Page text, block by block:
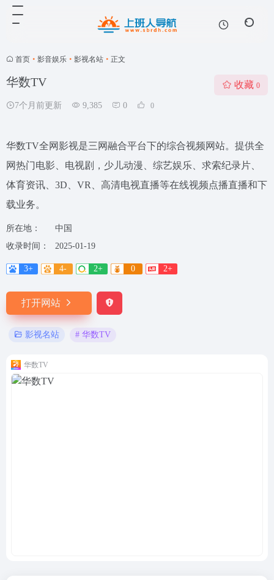
首页 • 影音娱乐 • 影视名站 • 正文
华数TV
7个月前更新 9,385 0 0
收藏 0
华数TV全网影视是三网融合平台下的综合视频网站。提供全
网热门电影、电视剧，少儿动漫、综艺娱乐、求索纪录片、
体育资讯、3D、VR、高清电视直播等在线视频点播直播和下
载业务。
所在地：
中国
收录时间：
2025-01-19
3+ 4- 2+ 0 2+
打开网站
影视名站 # 华数TV
华数TV